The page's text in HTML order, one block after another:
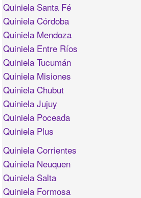
Quiniela Santa Fé
Quiniela Córdoba
Quiniela Mendoza
Quiniela Entre Ríos
Quiniela Tucumán
Quiniela Misiones
Quiniela Chubut
Quiniela Jujuy
Quiniela Poceada
Quiniela Plus
Quiniela Corrientes
Quiniela Neuquen
Quiniela Salta
Quiniela Formosa